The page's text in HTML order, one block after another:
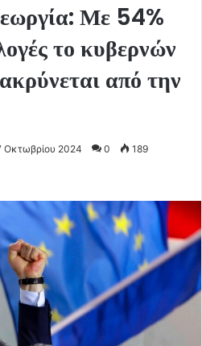
Με 54%
το κυβερνών
από την
Οκτωβρίου 2024 0 189